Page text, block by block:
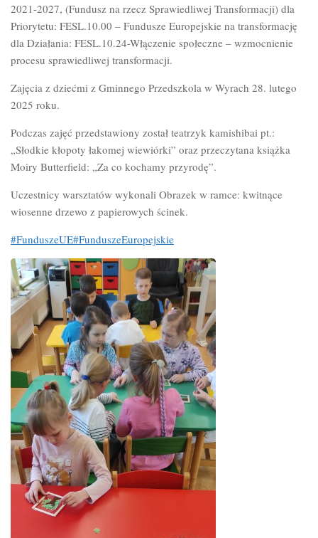
2021-2027, (Fundusz na rzecz Sprawiedliwej Transformacji) dla
Priorytetu: FESL.10.00 – Fundusze Europejskie na transformację
dla Działania: FESL.10.24-Włączenie społeczne – wzmocnienie
procesu sprawiedliwej transformacji.
Zajęcia z dziećmi z Gminnego Przedszkola w Wyrach 28. lutego
2025 roku.
Podczas zajęć przedstawiony został teatrzyk kamishibai pt.:
„Słodkie kłopoty łakomej wiewiórki” oraz przeczytana książka
Moiry Butterfield: „Za co kochamy przyrodę”.
Uczestnicy warsztatów wykonali Obrazek w ramce: kwitnące
wiosenne drzewo z papierowych ścinek.
#FunduszeUE#FunduszeEuropejskie